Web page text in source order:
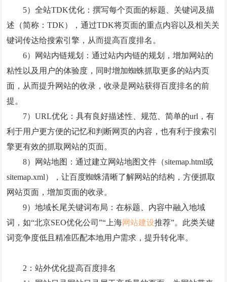
5）全站TDK优化：撰写每个页面的标题、关键词及描
述（简称：TDK），通过TDK将页面的重点内容以及相关关
键词传达给搜索引擎，从而提高百度排名。
6）网站内链规划：通过站内内链的规划，增加网站的
粘性以及用户的体验度，同时增加蜘蛛抓取更多的站内页
面，从而提升网站的收录，收录是网站获得百度排名的前
提。
7）URL优化：具有良好描述性、规范、简单的url，有
利于用户更方便的记忆和判断网页的内容，也有利于搜索引
擎更有效的抓取网站的页面。
8）网站地图：通过建立网站地图文件（sitemap.html或
sitemap.xml），让百度蜘蛛清晰了解网站的结构，方便抓取
网站页面，增加页面的收录。
9）地域长尾关键词布局：在标题、内容中融入地域
词，如“北京SEO优化公司”“上海网站建设推荐”。此类关键
词竞争度低且精准匹配本地用户需求，提升转化率。
2：站外优化提高百度排名